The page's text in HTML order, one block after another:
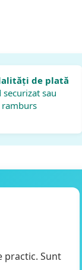
de plată
securizat sau
ramburs
practic. Sunt